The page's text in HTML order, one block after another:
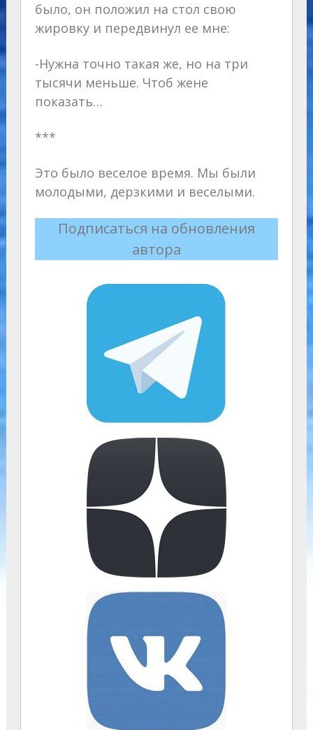
было, он положил на стол свою
жировку и передвинул ее мне:
-Нужна точно такая же, но на три
тысячи меньше. Чтоб жене
показать…
***
Это было веселое время. Мы были
молодыми, дерзкими и веселыми.
Подписаться на обновления
автора